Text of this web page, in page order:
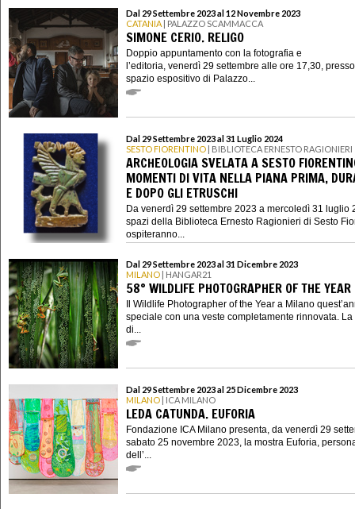
Dal 29 Settembre 2023 al 12 Novembre 2023
CATANIA | PALAZZO SCAMMACCA
SIMONE CERIO. RELIGO
Doppio appuntamento con la fotografia e
l’editoria, venerdì 29 settembre alle ore 17,30,
spazio espositivo di Palazzo...
Dal 29 Settembre 2023 al 31 Luglio 2024
SESTO FIORENTINO | BIBLIOTECA ERNESTO RAGIONIERI
ARCHEOLOGIA SVELATA A SESTO
MOMENTI DI VITA NELLA PIANA PRIMA,
E DOPO GLI ETRUSCHI
Da venerdì 29 settembre 2023 a mercoledì 31 luglio
spazi della Biblioteca Ernesto Ragionieri di Sesto
ospiteranno...
Dal 29 Settembre 2023 al 31 Dicembre 2023
MILANO | HANGAR21
58° WILDLIFE PHOTOGRAPHER OF THE YEAR
Il Wildlife Photographer of the Year a Milano
speciale con una veste completamente rinnovata. La
di...
Dal 29 Settembre 2023 al 25 Dicembre 2023
MILANO | ICA MILANO
LEDA CATUNDA. EUFORIA
Fondazione ICA Milano presenta, da venerdì 29
sabato 25 novembre 2023, la mostra Euforia,
dell’...